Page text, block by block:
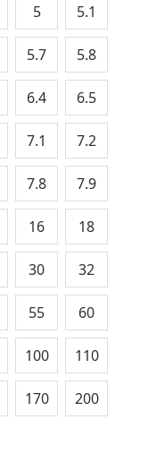
5 5.1
5.7 5.8
6.4 6.5
7.1 7.2
7.8 7.9
16 18
30 32
55 60
100 110
170 200